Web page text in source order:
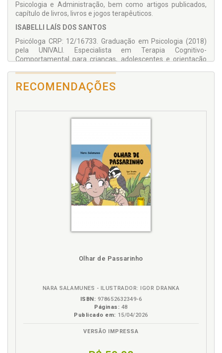
Psicologia e Administração, bem como artigos publicados,
capítulo de livros, livros e jogos terapêuticos.
ISABELLI LAÍS DOS SANTOS
Psicóloga CRP: 12/16733. Graduação em Psicologia (2018)
pela UNIVALI. Especialista em Terapia Cognitivo-
Comportamental para crianças, adolescentes e orientação
Psicóloga clínica desde 2018, atuando com a Terapia
Cognitivo-Comporta-mental. Tem experiência em livros e
NATANNA TAYNARA SCHÜTZ
atuante nas linhas de pesquisa da Psicologia Ambiental,
Aprendizagem e Cognição. Formação em Neurofeedback
pela Brain-Trainer. Atua em consultório particular com
atendimentos dentro da linha das Psicoterapias Cognitivo-
Comportamentais de Terceira Geração. Coordenadora de
cursos de Pós-Graduação pelo Instituto Educar Brasil na área
de Psicologia e Educação. Autora e Organizadora de Livros e
Psicologia da Aparência.
RECOMENDAÇÕES
Olhar de Passarinho
NARA SALAMUNES - ILUSTRADOR: IGOR DRANKA
ISBN: 978652632349-6
Páginas: 48
Publicado em: 15/04/2026
VERSÃO IMPRESSA